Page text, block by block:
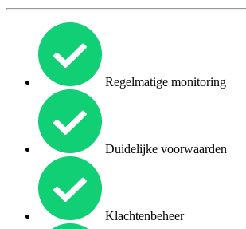
Regelmatige monitoring
Duidelijke voorwaarden
Klachtenbeheer